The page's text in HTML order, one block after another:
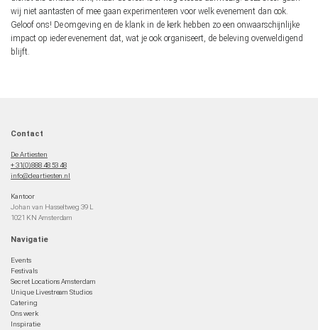
wij niet aantasten of mee gaan experimenteren voor welk evenement dan ook.
Geloof ons! De omgeving en de klank in de kerk hebben zo een onwaarschijnlijke
impact op ieder evenement dat, wat je ook organiseert, de beleving overweldigend
blijft.
Contact
De Artiesten
+ 31(0)888 48 53 48
info@deartiesten.nl
Kantoor
Johan van Hasseltweg 39 L
1021 KN Amsterdam
Navigatie
Events
Festivals
Secret Locations Amsterdam
Unique Livestream Studios
Catering
Ons werk
Inspiratie